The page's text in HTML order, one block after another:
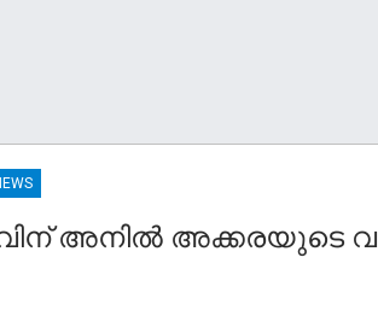
അനിൽ അക്കരയുടെ